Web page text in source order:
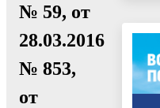
№ 59, от
28.03.2016
№ 853,
от